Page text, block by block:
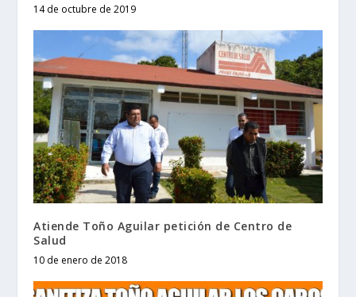
14 de octubre de 2019
Atiende Toño Aguilar petición de Centro de
Salud
10 de enero de 2018